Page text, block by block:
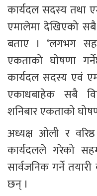
कार्यदल सदस्य तथा
एमालेमा देखिएको
बताए । ‘लगभग
एकताको घोषणा
कार्यदल सदस्य एवं
एकाधबाहेक सबै
शनिबार एकताको
अध्यक्ष ओली र
कार्यदलले गरेको
सार्वजनिक गर्ने
छन् ।